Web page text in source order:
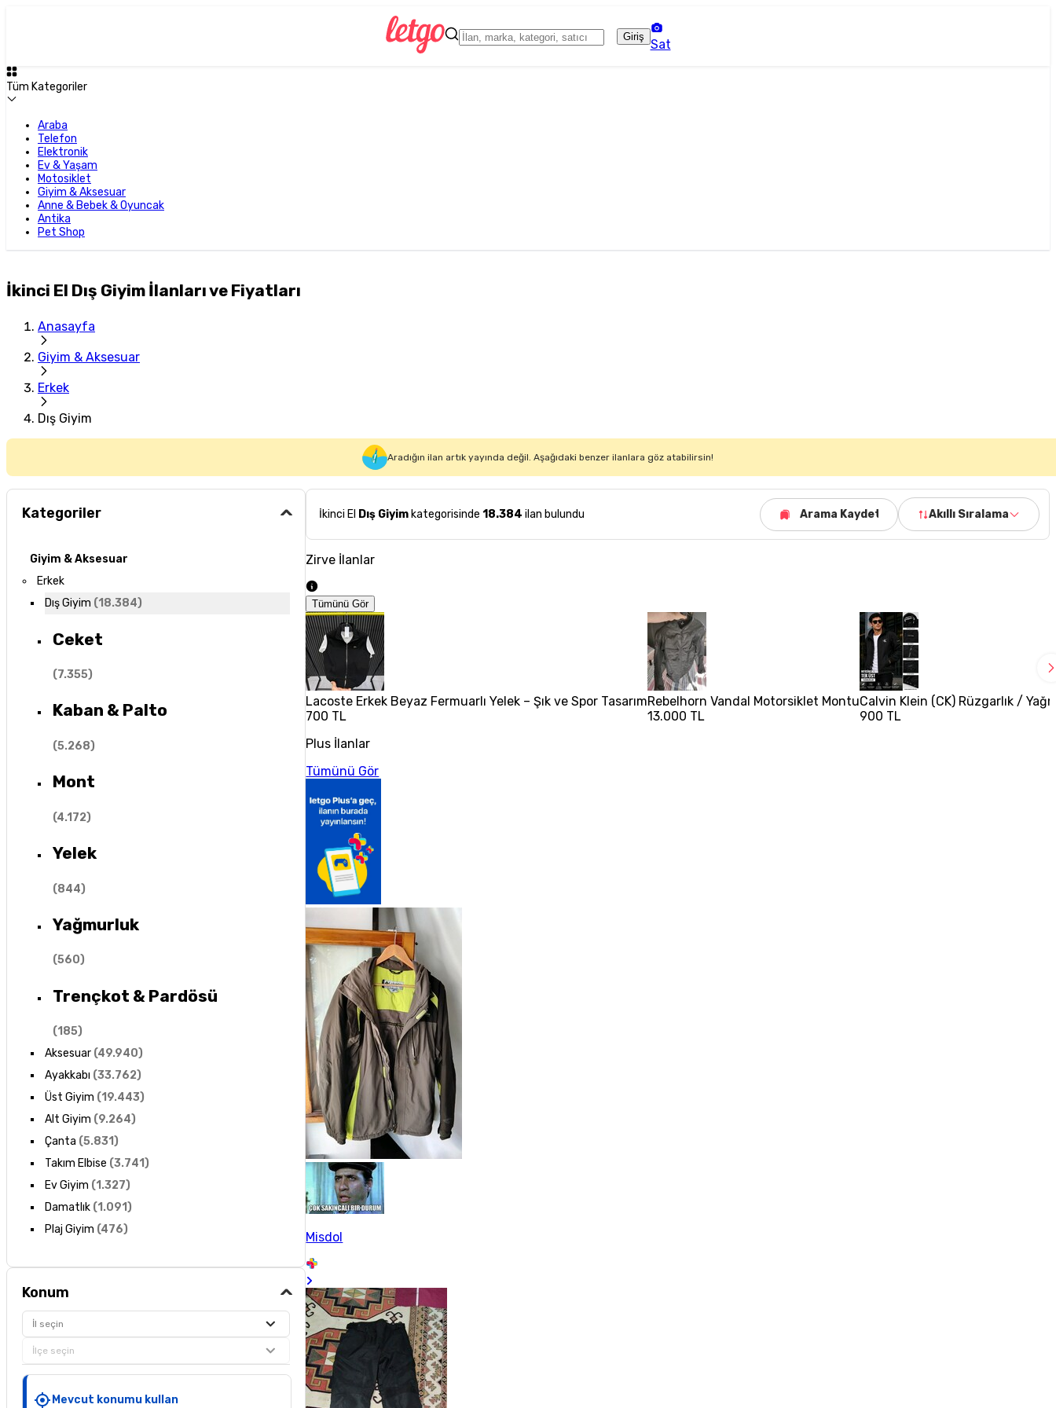
Giriş
Sat
Tüm Kategoriler
Araba
Telefon
Elektronik
Ev & Yaşam
Motosiklet
Giyim & Aksesuar
Anne & Bebek & Oyuncak
Antika
Pet Shop
İkinci El Dış Giyim İlanları ve Fiyatları
Anasayfa
Giyim & Aksesuar
Erkek
Dış Giyim
Aradığın ilan artık yayında değil. Aşağıdaki benzer ilanlara göz atabilirsin!
Kategoriler
Giyim & Aksesuar
Erkek
Dış Giyim (18.384)
Ceket
(7.355)
Kaban & Palto
(5.268)
Mont
(4.172)
Yelek
(844)
Yağmurluk
(560)
Trençkot & Pardösü
(185)
Aksesuar(49.940)
Ayakkabı (33.762)
Üst Giyim (19.443)
Alt Giyim (9.264)
Çanta (5.831)
Takım Elbise (3.741)
Ev Giyim (1.327)
Damatlık(1.091)
Plaj Giyim (476)
Konum
İl seçin
İlçe seçin
Mevcut konumu kullan
İkinci El Dış Giyim kategorisinde 18.384 ilan bulundu Arama Kaydet Akıllı Sıralama
Zirve İlanlar
Tümünü Gör
Lacoste Erkek Beyaz Fermuarlı Yelek – Şık ve Spor Tasarım
700 TL
Rebelhorn Vandal Motorsiklet Montu
13.000 TL
Calvin Klein (CK) Rüzgarlık /
900 TL
Plus İlanlar
Tümünü Gör
Misdol